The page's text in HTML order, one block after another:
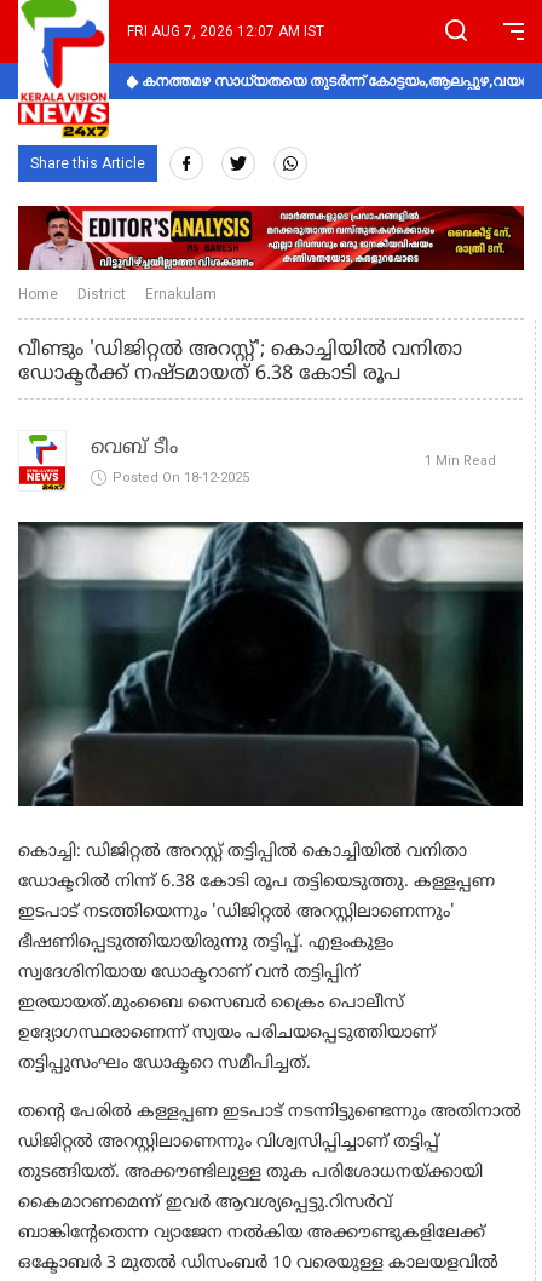
FRI AUG 7, 2026 12:07 AM IST
കനത്തമഴ സാധ്യതയെ തുടർന്ന്
Share this Article
Home District Ernakulam
വീണ്ടും 'ഡിജിറ്റല്‍ അറസ്റ്റ്'; കൊച്ചിയില്‍ വനിതാ
ഡോക്ടര്‍ക്ക് നഷ്ടമായത് 6.38 കോടി രൂപ
വെബ് ടീം
Posted On 18-12-2025
1 Min Read
കൊച്ചി: ഡിജിറ്റല്‍ അറസ്റ്റ് തട്ടിപ്പില്‍ കൊച്ചിയില്‍ വനിതാ
ഡോക്ടറില്‍ നിന്ന് 6.38 കോടി രൂപ തട്ടിയെടുത്തു. കള്ളപ്പണ
ഇടപാട് നടത്തിയെന്നും 'ഡിജിറ്റല്‍ അറസ്റ്റിലാണെന്നും'
ഭീഷണിപ്പെടുത്തിയായിരുന്നു തട്ടിപ്പ്. എളംകുളം
സ്വദേശിനിയായ ഡോക്ടറാണ് വന്‍ തട്ടിപ്പിന്
ഇരയായത്.മുംബൈ സൈബര്‍ ക്രൈം പൊലീസ്
ഉദ്യോഗസ്ഥരാണെന്ന് സ്വയം പരിചയപ്പെടുത്തിയാണ്
തട്ടിപ്പുസംഘം ഡോക്ടറെ സമീപിച്ചത്.
തന്റെ പേരില്‍ കള്ളപ്പണ ഇടപാട് നടന്നിട്ടുണ്ടെന്നും അതിനാല്‍
ഡിജിറ്റല്‍ അറസ്റ്റിലാണെന്നും വിശ്വസിപ്പിച്ചാണ് തട്ടിപ്പ്
തുടങ്ങിയത്. അക്കൗണ്ടിലുള്ള തുക പരിശോധനയ്ക്കായി
കൈമാറണമെന്ന് ഇവര്‍ ആവശ്യപ്പെട്ടു.റിസര്‍വ്
ബാങ്കിന്റേതെന്ന വ്യാജേന നല്‍കിയ അക്കൗണ്ടുകളിലേക്ക്
ഒക്ടോബര്‍ 3 മുതല്‍ ഡിസംബര്‍ 10 വരെയുള്ള കാലയളവില്‍